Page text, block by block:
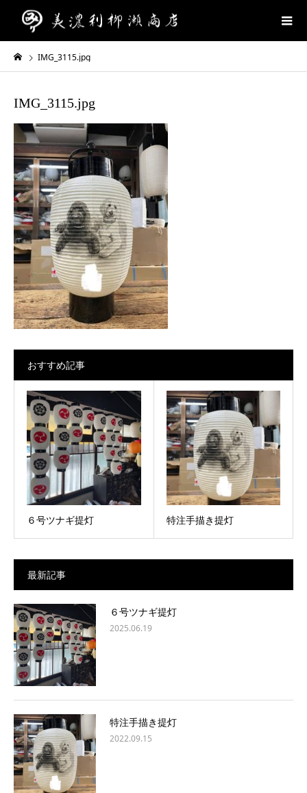
IMG_3115.jpg
IMG_3115.jpg
おすすめ記事
６号ツナギ提灯 特注手描き提灯
最新記事
６号ツナギ提灯
2025.06.19
特注手描き提灯
2022.09.15